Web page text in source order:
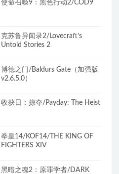
使命召唤9：黑色行动2/COD9
克苏鲁异闻录2/Lovecraft’s
Untold Stories 2
博德之门/Baldurs Gate（加强版
v2.6.5.0）
收获日：掠夺/Payday: The Heist
拳皇14/KOF14/THE KING OF
FIGHTERS XIV
黑暗之魂2：原罪学者/DARK